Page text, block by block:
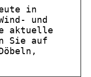
in
und
aktuelle
Sie auf